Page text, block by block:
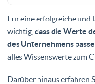
Für eine erfolgreiche und
wichtig, dass die Werte
des Unternehmens
alles Wissenswerte zum
Darüber hinaus erfahren